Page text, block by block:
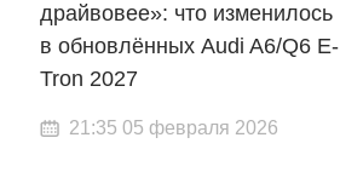
драйвовее»: что изменилось
в обновлённых Audi A6/Q6 E-
Tron 2027
21:35 05 февраля 2026